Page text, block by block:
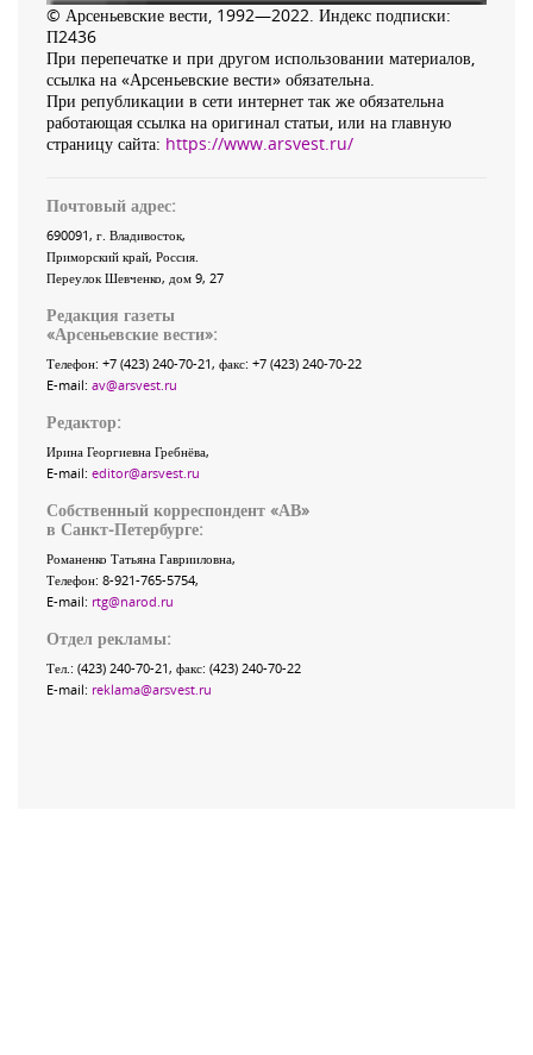
© Арсеньевские вести, 1992—2022. Индекс подписки:
П2436
При перепечатке и при другом использовании материалов,
ссылка на «Арсеньевские вести» обязательна.
При републикации в сети интернет так же обязательна
работающая ссылка на оригинал статьи, или на главную
страницу сайта: https://www.arsvest.ru/
Почтовый адрес:
690091, г. Владивосток,
Приморский край, Россия
Переулок Шевченко, дом 9, 27
Редакция газеты
«Арсеньевские вести»:
Телефон: +7 (423) 240-70-21, факс: +7 (423) 240-70-22
E-mail: av@arsvest.ru
Редактор:
Ирина Георгиевна Гребнёва,
E-mail: editor@arsvest.ru
Собственный корреспондент «АВ»
в Санкт-Петербурге:
Романенко Татьяна Гаврииловна,
Телефон: 8-921-765-5754,
E-mail: rtg@narod.ru
Отдел рекламы:
Тел.: (423) 240-70-21, факс: (423) 240-70-22
E-mail: reklama@arsvest.ru